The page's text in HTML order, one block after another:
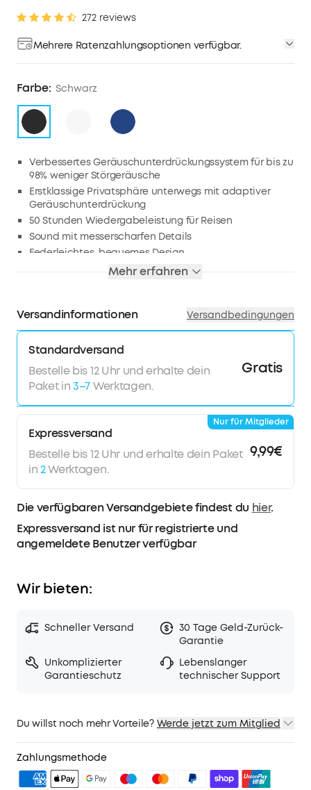
272 reviews
Mehrere Ratenzahlungsoptionen verfügbar.
Farbe: Schwarz
Verbessertes Geräuschunterdrückungssystem für bis zu
98% weniger Störgeräusche
Erstklassige Privatsphäre unterwegs mit adaptiver
Geräuschunterdrückung
50 Stunden Wiedergabeleistung für Reisen
Sound mit messerscharfen Details
Federleichtes, bequemes Design
TCO-zertifiziert: Für eine bessere Nachhaltigkeit.
Mehr erfahren
Versandinformationen Versandbedingungen
Standardversand
Bestelle bis 12 Uhr und erhalte dein
Paket in3–7Werktagen.
Gratis
Expressversand
Bestelle bis 12 Uhr und erhalte dein Paket
in2Werktagen.
9,99€
Nur für Mitglieder
Die verfügbaren Versandgebiete findest du hier.
Expressversand ist nur für registrierte und
angemeldete Benutzer verfügbar
Wir bieten:
Schneller Versand
30 Tage Geld-Zurück-
Garantie
Unkomplizierter
Garantieschutz
Lebenslanger
technischer Support
Du willst noch mehr Vorteile? Werde jetzt zum Mitglied
2. Mitglieder-Preise für ausgewähte Produkte
3. Geburtstagsgeschenk
4. Weitere Vorteile mit soundcoreCredits
Mehr erfahren
Zahlungsmethode